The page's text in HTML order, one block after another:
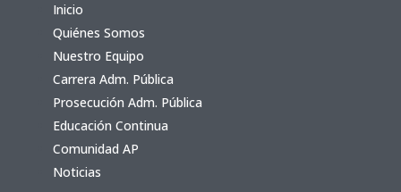
Inicio
Quiénes Somos
Nuestro Equipo
Carrera Adm. Pública
Prosecución Adm. Pública
Educación Continua
Comunidad AP
Noticias